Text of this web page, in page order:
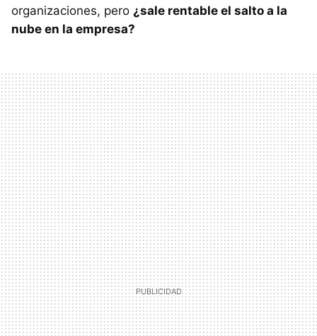
organizaciones, pero ¿sale rentable el salto a la
nube en la empresa?